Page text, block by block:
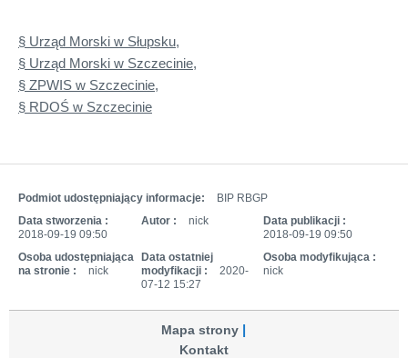
§ Urząd Morski w Słupsku,
§ Urząd Morski w Szczecinie,
§ ZPWIS w Szczecinie,
§ RDOŚ w Szczecinie
Podmiot udostępniający informacje:
BIP RBGP
Data stworzenia :
2018-09-19 09:50
Autor : nick
Data publikacji :
2018-09-19 09:50
Osoba udostępniająca
na stronie :
nick
Data ostatniej
modyfikacji :
2020-
07-12 15:27
Osoba modyfikująca :
nick
Mapa strony
Kontakt